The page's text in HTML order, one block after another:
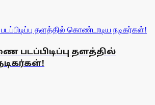
படப்பிடிப்பு தளத்தில்